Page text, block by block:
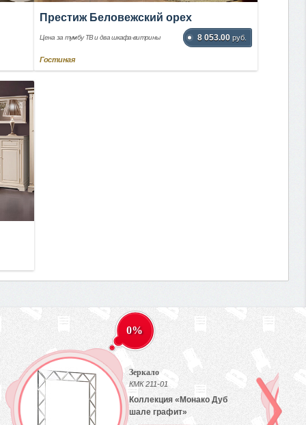
Престиж Беловежский орех
Цена за тумбу ТВ и два шкафа-витрины 8 053.00 руб.
Гостиная
0%
Зеркало
КМК 211-01
Коллекция «Монако Дуб
шале графит»